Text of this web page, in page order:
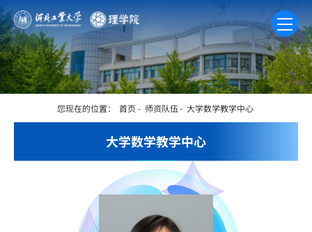
大学数学教学中心
您现在的位置： 首页 - 师资队伍 - 大学数学教学中心